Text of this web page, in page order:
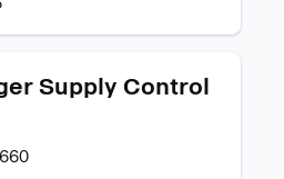
navegar
Supply Control